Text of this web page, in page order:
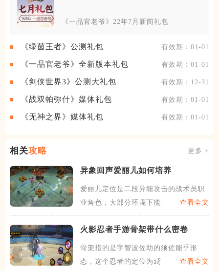
《一品官老爷》22年7月新闻礼包
《绿茵王者》公测礼包 有效期：01-01
《一品官老爷》全新版本礼包 有效期：01-01
《剑侠世界3》公测大礼包 有效期：12-31
《战双帕弥什》媒体礼包 有效期：01-01
《无神之界》媒体礼包 有效期：01-01
相关攻略 更多 +
异象回声爱丽儿如何培养
爱丽儿定位是二段异能攻击的战术员职
业角色，大部分环境下能上位
查看全文
火影忍者手游骨架带什么密卷
骨架指的是宇智波佐助的须佐能乎形
态，这个忍者的定位为a忍，骨
查看全文